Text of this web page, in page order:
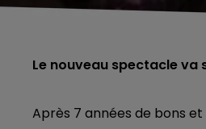
Le nouveau spectacle va
Après 7 années de bons